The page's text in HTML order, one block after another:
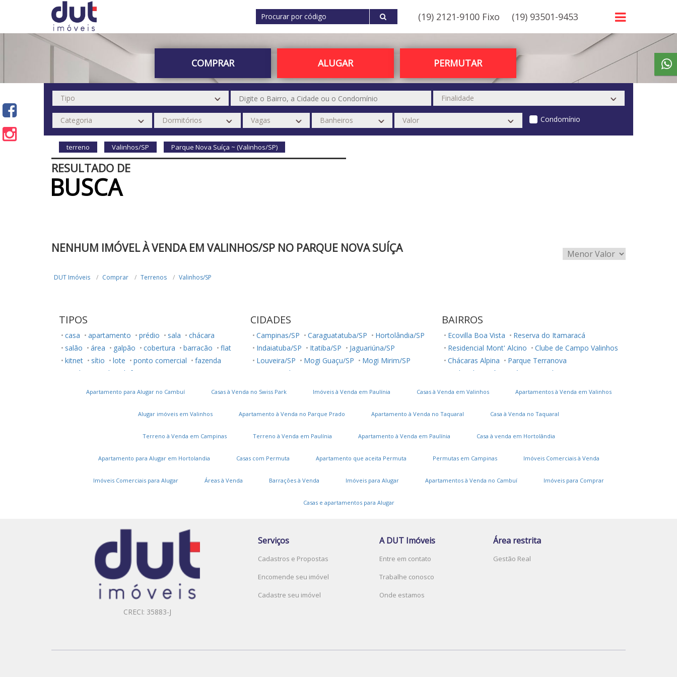
(19) 2121-9100 Fixo (19) 93501-9453
COMPRAR ALUGAR PERMUTAR
Condomínio
terreno Valinhos/SP Parque Nova Suíça ~ (Valinhos/SP)
RESULTADO DE
BUSCA
NENHUM IMÓVEL À VENDA EM VALINHOS/SP NO PARQUE NOVA SUÍÇA
DUT Imóveis Comprar Terrenos Valinhos/SP
TIPOS
casa apartamento prédio sala
chácara
salão
área galpão cobertura barracão
flat
kitnet
sítio lote ponto comercial
fazenda
rancho
studio loft
CIDADES
Campinas/SP Caraguatatuba/SP
Hortolândia/SP
Indaiatuba/SP
Itatiba/SP
Jaguariúna/SP
Louveira/SP
Mogi Guaçu/SP
Mogi Mirim/SP
Monte Belo/MG
Vinhedo/SP
BAIRROS
Ecovilla Boa Vista
Reserva do Itamaracá
Residencial Mont' Alcino
Clube de Campo Valinhos
Chácaras Alpina
Parque Terranova
Jardim das Vitórias Régias
Lenheiro
Apartamento para Alugar no Cambuí Casas à Venda no Swiss Park Imóveis à Venda em Paulínia Casas à Venda em Valinhos Apartamentos à Venda em Valinhos
Alugar imóveis em Valinhos Apartamento à Venda no Parque Prado Apartamento à Venda no Taquaral Casa à Venda no Taquaral
Terreno à Venda em Campinas Terreno à Venda em Paulínia Apartamento à Venda em Paulínia Casa à venda em Hortolândia
Apartamento para Alugar em Hortolandia Casas com Permuta Apartamento que aceita Permuta Permutas em Campinas Imóveis Comerciais à Venda
Imóveis Comerciais para Alugar Áreas à Venda Barrações à Venda Imóveis para Alugar Apartamentos à Venda no Cambuí Imóveis para Comprar
Casas e apartamentos para Alugar
CRECI: 35883-J
Serviços
Cadastros e Propostas
Encomende seu imóvel
Cadastre seu imóvel
A DUT Imóveis
Entre em contato
Trabalhe conosco
Onde estamos
Área restrita
Gestão Real